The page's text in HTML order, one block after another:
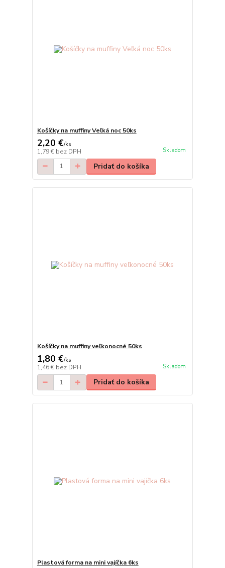
Košíčky na muffiny Veľká noc 50ks
2,20 €/ks
1,79 € bez DPH Skladom
Pridať do košíka
Košíčky na muffiny veľkonocné 50ks
1,80 €/ks
1,46 € bez DPH Skladom
Pridať do košíka
Plastová forma na mini vajíčka 6ks